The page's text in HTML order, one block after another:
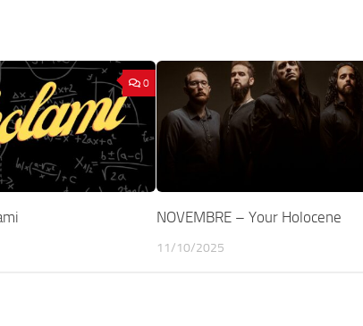
0
NOVEMBRE – Your Holocene
11/10/2025